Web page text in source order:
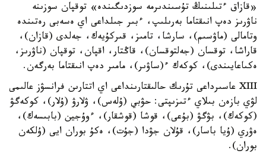
«قازاق ءتىلىنىڭ تۇسىندىرمە سوزدىگىندە» توقپان سوزىنە
ناۋرىز دەپ انىقتاما بەرىلىپ، ءبىر جىلداعى اي ەسەبى رەتىندە
وتامالى (ماۋسىم)، سارشا، تامىز، قىركۇيەك، جەلدى (قازان)،
قاراشا، توقسان (جەلتوقسان)، قاڭتار، اقپان، توقپان (ناۋرىز،
ەكىاعايىندى)، كوكەك ء(ساۋىر)، مامىر دەپ انىقتاما بەرگەن.
XIII عاسىرداعى تۇرىك حالىقتارىنداعى اي اتتارىن فرانسۋز عالىمى
لۋي بازەن بىلاي ءتىزىپتى: حۋبي (ۇلەس)، ۋلارۋ (ۇلار)، كوكەگۋ
(كوكەك)، بۋگۋ (بۇعى)، قوشا (قوشقار)، ءوۇجين (بابىسەك)،
ەۋري (ۇيا باسار)، قۇلان جۋدا (جۇت)، ەكۇ بوران ايى (ۇلكەن
بوران).